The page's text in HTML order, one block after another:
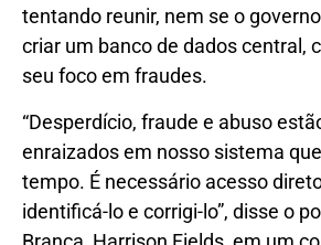
tentando reunir, nem se o
criar um banco de dados central,
seu foco em fraudes.
“Desperdício, fraude e abuso
enraizados em nosso sistema
tempo. É necessário acesso
identificá-lo e corrigi-lo”, disse o